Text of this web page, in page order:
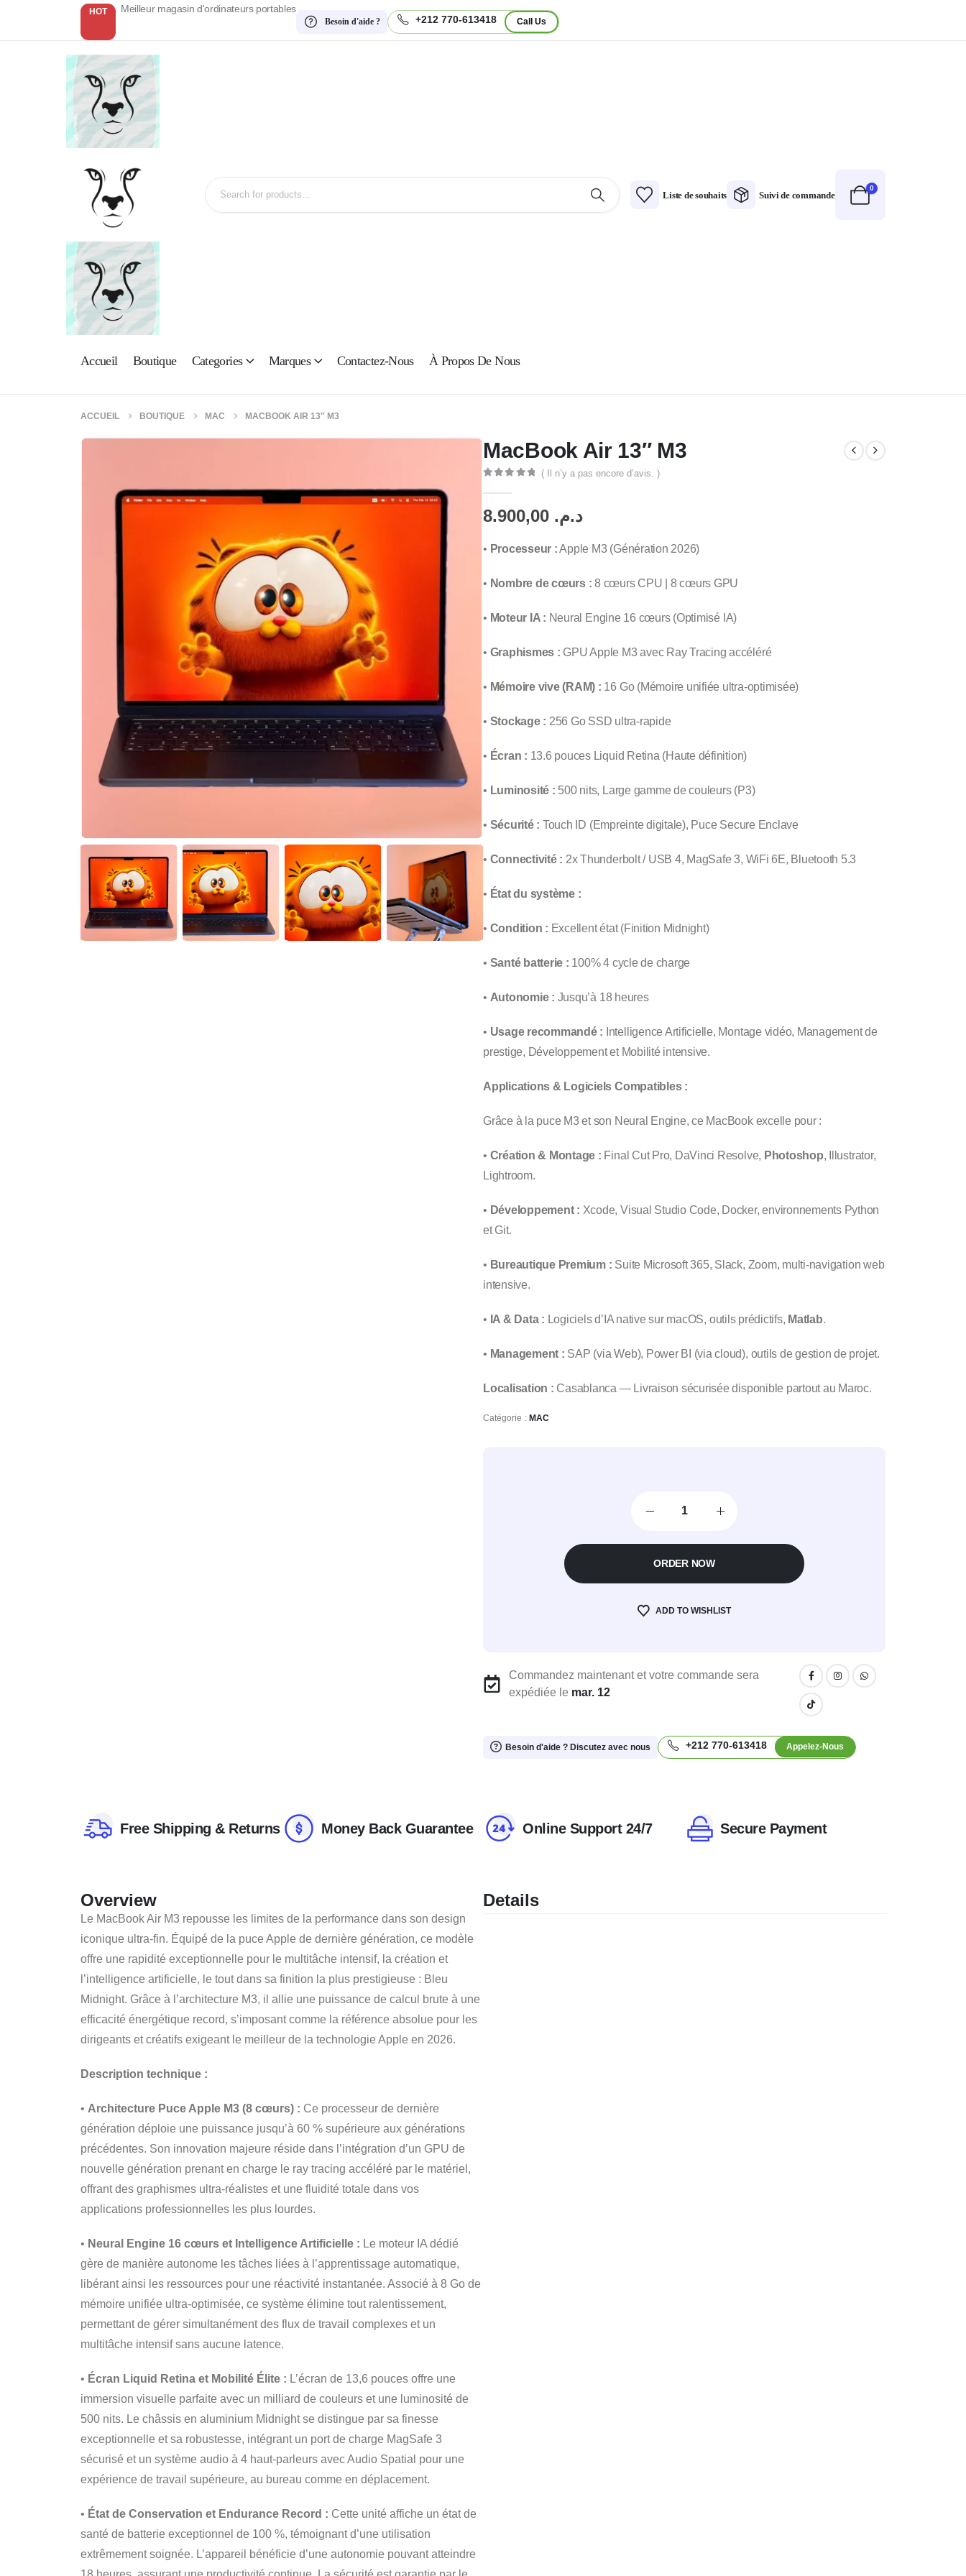
HOT Meilleur magasin d'ordinateurs portables
Besoin d'aide ? +212 770-613418 Call Us
Liste de souhaits Suivi de commande
0
Accueil Boutique Categories Marques Contactez-Nous À Propos De Nous
ACCUEIL BOUTIQUE MAC MACBOOK AIR 13″ M3
MacBook Air 13″ M3
( Il n’y a pas encore d’avis. )
د.م.
• Processeur :Apple M3 (Génération 2026)
• Nombre de cœurs : 8 cœurs CPU | 8 cœurs GPU
• Moteur IA : Neural Engine 16 cœurs (Optimisé IA)
• Graphismes : GPU Apple M3 avec Ray Tracing accéléré
• Mémoire vive (RAM) : 16 Go (Mémoire unifiée ultra-optimisée)
• Stockage : 256 Go SSD ultra-rapide
• Écran : 13.6 pouces Liquid Retina (Haute définition)
• Luminosité : 500 nits, Large gamme de couleurs (P3)
• Sécurité : Touch ID (Empreinte digitale), Puce Secure Enclave
• Connectivité : 2x Thunderbolt / USB 4, MagSafe 3, WiFi 6E, Bluetooth 5.3
• État du système :
• Condition : Excellent état (Finition Midnight)
• Santé batterie : 100% 4 cycle de charge
• Autonomie : Jusqu’à 18 heures
• Usage recommandé : Intelligence Artificielle, Montage vidéo, Management de
prestige, Développement et Mobilité intensive.
Applications & Logiciels Compatibles :
Grâce à la puce M3 et son Neural Engine, ce MacBook excelle pour :
• Création & Montage : Final Cut Pro, DaVinci Resolve, Photoshop, Illustrator,
Lightroom.
• Développement : Xcode, Visual Studio Code, Docker, environnements Python
et Git.
• Bureautique Premium : Suite Microsoft 365, Slack, Zoom, multi-navigation web
intensive.
• IA & Data : Logiciels d’IA native sur macOS, outils prédictifs, Matlab.
• Management : SAP (via Web), Power BI (via cloud), outils de gestion de projet.
Localisation : Casablanca — Livraison sécurisée disponible partout au Maroc.
Catégorie : MAC
ORDER NOW
ADD TO WISHLIST
Commandez maintenant et votre commande sera
expédiée le mar. 12
Besoin d'aide ? Discutez avec nous +212 770-613418 Appelez-Nous
Free Shipping & Returns Money Back Guarantee Online Support 24/7 Secure Payment
Overview
Le MacBook Air M3 repousse les limites de la performance dans son design
iconique ultra-fin. Équipé de la puce Apple de dernière génération, ce modèle
offre une rapidité exceptionnelle pour le multitâche intensif, la création et
l’intelligence artificielle, le tout dans sa finition la plus prestigieuse : Bleu
Midnight. Grâce à l’architecture M3, il allie une puissance de calcul brute à une
efficacité énergétique record, s’imposant comme la référence absolue pour les
dirigeants et créatifs exigeant le meilleur de la technologie Apple en 2026.
Description technique :
• Architecture Puce Apple M3 (8 cœurs) : Ce processeur de dernière
génération déploie une puissance jusqu’à 60 % supérieure aux générations
précédentes. Son innovation majeure réside dans l’intégration d’un GPU de
nouvelle génération prenant en charge le ray tracing accéléré par le matériel,
offrant des graphismes ultra-réalistes et une fluidité totale dans vos
applications professionnelles les plus lourdes.
• Neural Engine 16 cœurs et Intelligence Artificielle : Le moteur IA dédié
gère de manière autonome les tâches liées à l’apprentissage automatique,
libérant ainsi les ressources pour une réactivité instantanée. Associé à 8 Go de
mémoire unifiée ultra-optimisée, ce système élimine tout ralentissement,
permettant de gérer simultanément des flux de travail complexes et un
multitâche intensif sans aucune latence.
• Écran Liquid Retina et Mobilité Élite : L’écran de 13,6 pouces offre une
immersion visuelle parfaite avec un milliard de couleurs et une luminosité de
500 nits. Le châssis en aluminium Midnight se distingue par sa finesse
exceptionnelle et sa robustesse, intégrant un port de charge MagSafe 3
sécurisé et un système audio à 4 haut-parleurs avec Audio Spatial pour une
expérience de travail supérieure, au bureau comme en déplacement.
• État de Conservation et Endurance Record : Cette unité affiche un état de
santé de batterie exceptionnel de 100 %, témoignant d’une utilisation
extrêmement soignée. L’appareil bénéficie d’une autonomie pouvant atteindre
Details